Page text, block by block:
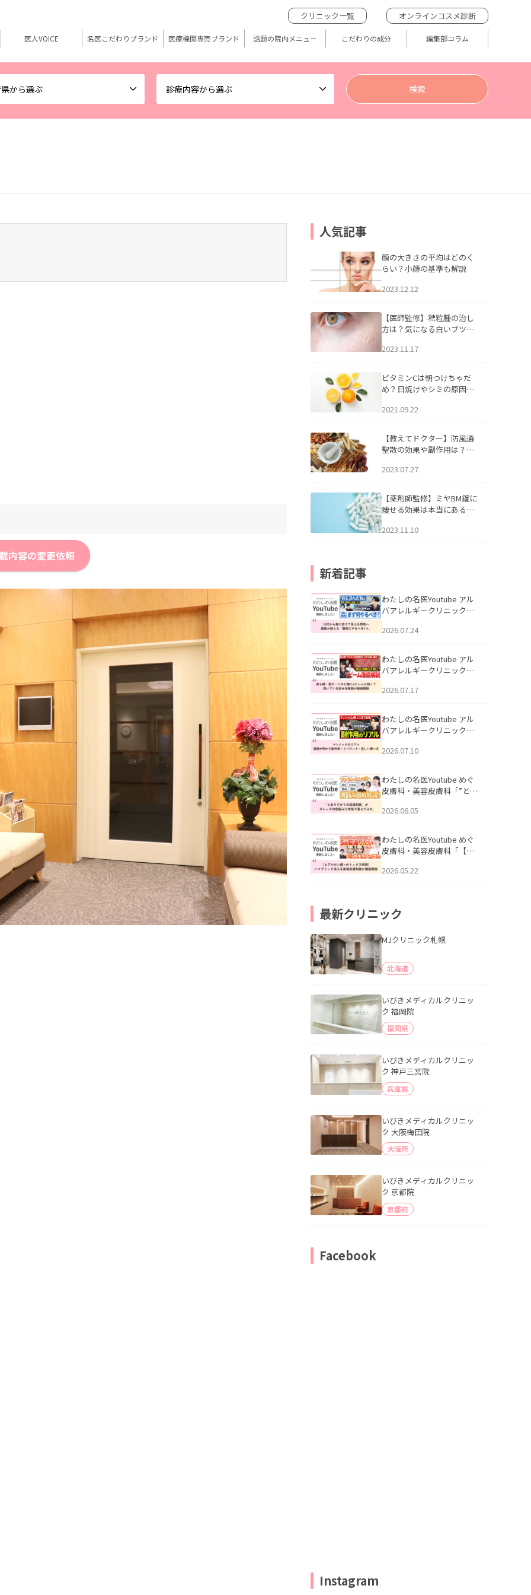
から選ぶ 診療内容から選ぶ
クリニック一覧 オンラインコスメ診断
医人VOICE 名医こだわりブランド 医療機関専売ブランド 話題の院内メニュー こだわりの成分 編集部コラム
内容の変更依頼
人気記事
顔の大きさの平均はどのく
らい？小顔の基準も解説
2023.12.12
【医師監修】稗粒腫の治し
方は？気になる白いブツブ
アについて
2023.11.17
ビタミンCは朝つけちゃだ
め？日焼けやシミの原因に
2021.09.22
【教えてドクター】防風通
聖散の効果や副作用は？長
2023.07.27
【薬剤師監修】ミヤBM錠に
痩せる効果は本当にある
2023.11.10
新着記事
わたしの名医Youtube アル
バアレルギークリニック札
える男性へ｜医師が教える
公開いたしました。
2026.07.24
わたしの名医Youtube アル
バアレルギークリニック札
跡にVビームは効く？向いて
説」を公開いたしました。
2026.07.17
わたしの名医Youtube アル
バアレルギークリニック札
医師が明かす副作用・リバ
公開いたしました。
2026.07.10
わたしの名医Youtube めぐ
皮膚科・美容皮膚科「”とお
ッズの肌悩みに本気で答え
た。
2026.06.05
わたしの名医Youtube めぐ
皮膚科・美容皮膚科「【ヒ
用】ハイブリッド注入を美
2026.05.22
最新クリニック
MJクリニック札幌
北海道
いびきメディカルクリニッ
ク 福岡院
福岡県
いびきメディカルクリニッ
ク 神戸三宮院
兵庫県
いびきメディカルクリニッ
ク 大阪梅田院
大阪府
いびきメディカルクリニッ
ク 京都院
京都府
Facebook
Instagram